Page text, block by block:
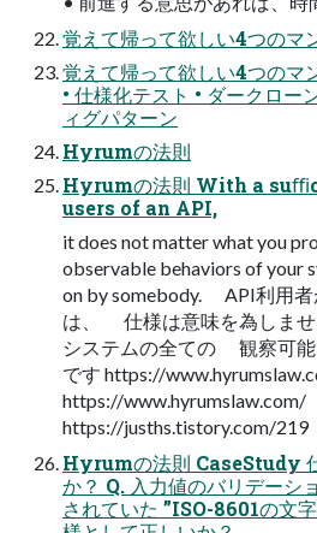
覚えて帰って欲しい4つのマ
覚えて帰って欲しい4つの
• 仕様化テスト • ダークロー
ィグパターン
Hyrumの法則
Hyrumの法則 With a
users of an API,
it does not matter what you
observable behaviors of your
on by somebody. API利⽤者
は、 仕様は意味を為しま
システムの全ての 観察可能
です https://
https://www.hyrumslaw.com/
https://jusths.tistory.com/219
Hyrumの法則 CaseStudy
か？ Q. ⼊⼒値のバリデーシ
されていた ”ISO-8601の⽂